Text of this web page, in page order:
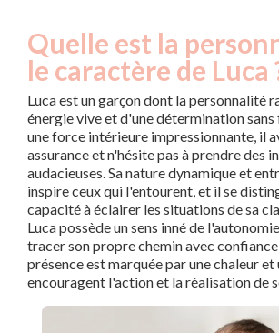
Quelle est la
le caractère de Luca
Luca est un garçon dont la personnalité
énergie vive et d'une détermination
une force intérieure impressionnante, il
assurance et n'hésite pas à prendre des
audacieuses. Sa nature dynamique et
inspire ceux qui l'entourent, et il se
capacité à éclairer les situations de sa
Luca possède un sens inné de
tracer son propre chemin avec confiance
présence est marquée par une chaleur
encouragent l'action et la réalisation de